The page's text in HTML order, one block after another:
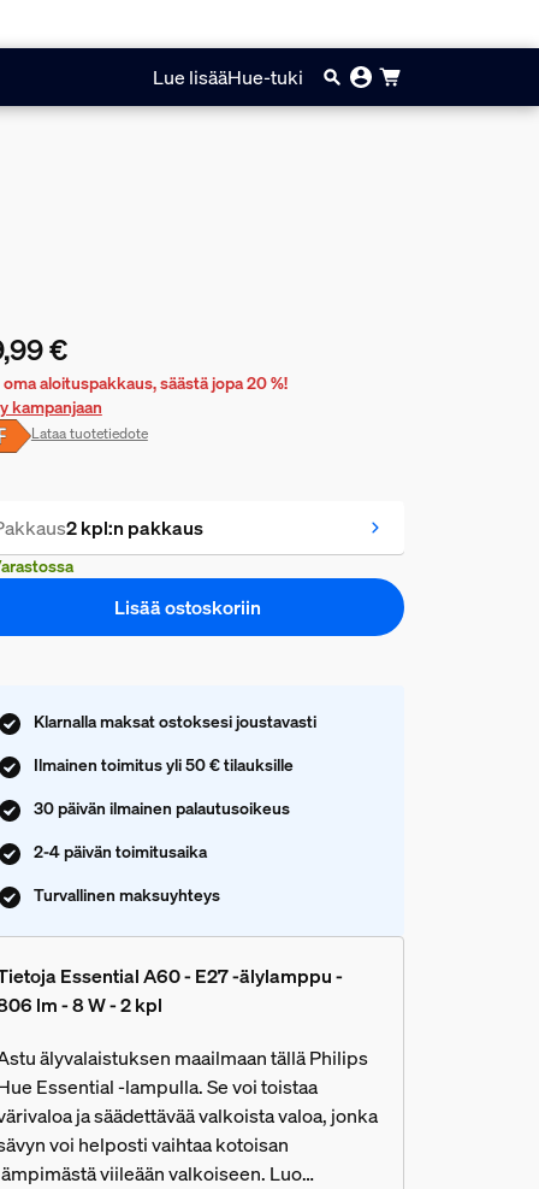
Lue lisääHue-tuki
hinta on 39,99 €
€
aloituspakkaus, säästä jopa 20 %!
kampanjaan
Lataa tuotetiedote
2 kpl:n pakkaus
Lisää ostoskoriin
Klarnalla maksat ostoksesi joustavasti
Ilmainen toimitus yli 50 € tilauksille
30 päivän ilmainen palautusoikeus
2-4 päivän toimitusaika
Turvallinen maksuyhteys
Essential A60 - E27 -älylamppu -
lm - 8 W - 2 kpl
älyvalaistuksen maailmaan tällä Philips
Essential -lampulla. Se voi toistaa
ja säädettävää valkoista valoa, jonka
voi helposti vaihtaa kotoisan
viileään valkoiseen. Luo